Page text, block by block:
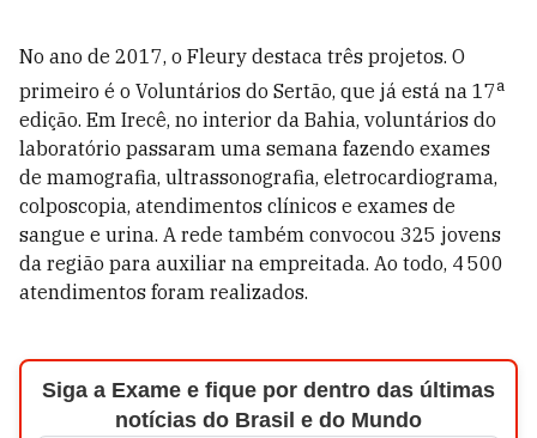
No ano de 2017, o Fleury destaca três projetos. O
primeiro é o Voluntários do Sertão, que já está na 17a
edição. Em Irecê, no interior da Bahia, voluntários do
laboratório passaram uma semana fazendo exames
de mamografia, ultrassonografia, eletrocardiograma,
colposcopia, atendimentos clínicos e exames de
sangue e urina. A rede também convocou 325 jovens
da região para auxiliar na empreitada. Ao todo, 4 500
atendimentos foram realizados.
Siga a Exame e fique por dentro das últimas
notícias do Brasil e do Mundo